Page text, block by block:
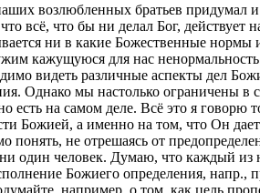
возлюбленных братьев придумал и
всё, что бы ни делал Бог, действует
ни в какие Божественные
кажущуюся для нас
видеть различные аспекты дел
Однако мы настолько ограничены
есть на самом деле. Всё это я говорю
Божией, а именно на том, что Он
понять, не отрешаясь от
один человек. Думаю, что каждый из
Божиего определения, напр.,
например, о том, как цель